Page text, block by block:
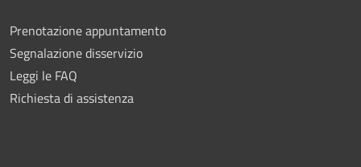
Prenotazione appuntamento
Segnalazione disservizio
Leggi le FAQ
Richiesta di assistenza